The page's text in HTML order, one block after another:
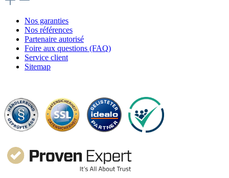
Nos garanties
Nos références
Partenaire autorisé
Foire aux questions (FAQ)
Service client
Sitemap